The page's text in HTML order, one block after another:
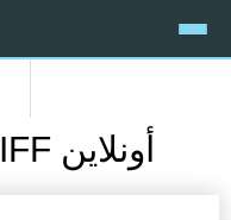
تحويل JSON إلى TIFF أونلاين